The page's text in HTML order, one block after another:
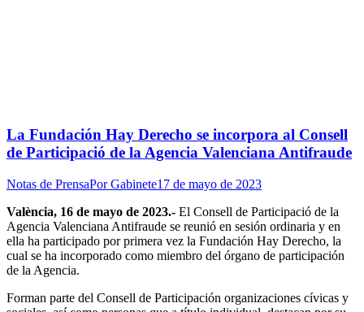
La Fundación Hay Derecho se incorpora al Consell
de Participació de la Agencia Valenciana Antifraude
Notas de PrensaPorGabinete17 de mayo de 2023
València, 16 de mayo de 2023.- El Consell de Participació de la
Agencia Valenciana Antifraude se reunió en sesión ordinaria y en
ella ha participado por primera vez la Fundación Hay Derecho, la
cual se ha incorporado como miembro del órgano de participación
de la Agencia.
Forman parte del Consell de Participación organizaciones cívicas y